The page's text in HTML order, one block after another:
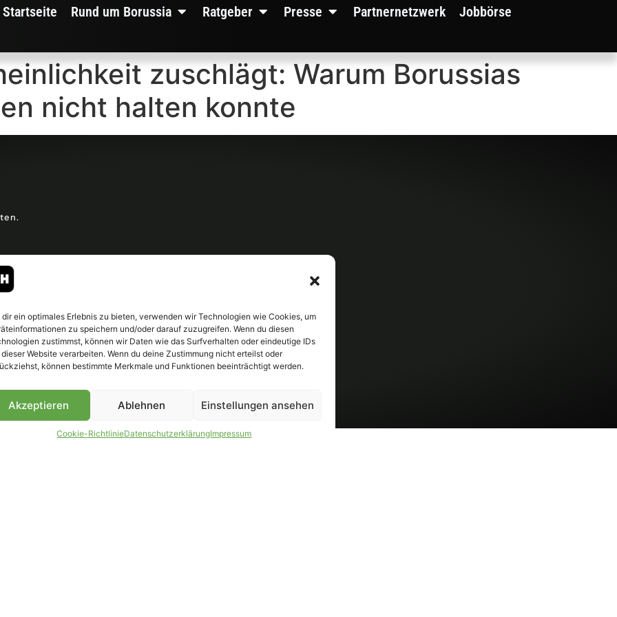
dir ein optimales Erlebnis zu bieten, verwenden wir Technologien wie Cookies, um
zu speichern und/oder darauf zuzugreifen. Wenn du diesen
zustimmst, können wir Daten wie das Surfverhalten oder eindeutige IDs
Website verarbeiten. Wenn du deine Zustimmung nicht erteilst oder
können bestimmte Merkmale und Funktionen beeinträchtigt werden.
Akzeptieren Ablehnen Einstellungen ansehen
Cookie-RichtlinieDatenschutzerklärungImpressum
Startseite Rund um Borussia Ratgeber Presse Partnernetzwerk Jobbörse
zuschlägt: Warum Borussias
nicht halten konnte